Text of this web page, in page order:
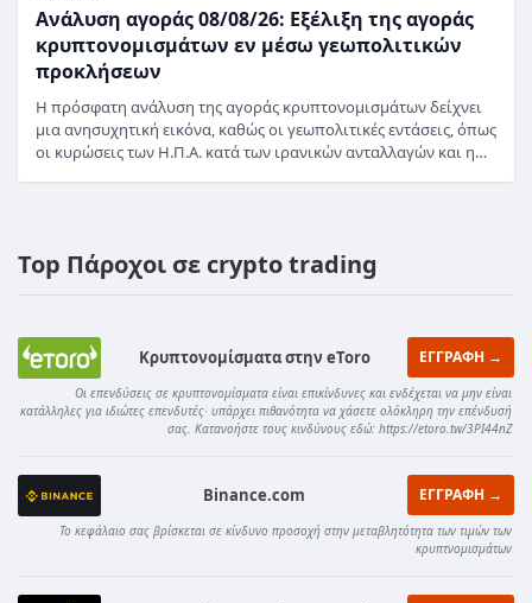
Ανάλυση αγοράς 08/08/26: Εξέλιξη της αγοράς
κρυπτονομισμάτων εν μέσω γεωπολιτικών
προκλήσεων
Η πρόσφατη ανάλυση της αγοράς κρυπτονομισμάτων δείχνει
μια ανησυχητική εικόνα, καθώς οι γεωπολιτικές εντάσεις, όπως
οι κυρώσεις των Η.Π.Α. κατά των ιρανικών ανταλλαγών και η…
Top Πάροχοι σε crypto trading
Κρυπτονομίσματα στην eToro ΕΓΓΡΑΦΗ →
Οι επενδύσεις σε κρυπτονομίσματα είναι επικίνδυνες και ενδέχεται να μην είναι
κατάλληλες για ιδιώτες επενδυτές· υπάρχει πιθανότητα να χάσετε ολόκληρη την επένδυσή
σας. Κατανοήστε τους κινδύνους εδώ: https://etoro.tw/3PI44nZ
Binance.com ΕΓΓΡΑΦΗ →
Το κεφάλαιο σας βρίσκεται σε κίνδυνο προσοχή στην μεταβλητότητα των τιμών των
κρυπτνομισμάτων